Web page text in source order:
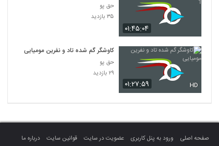
۰۱:۴۵:۰۴
حق پو
۳۵ بازدید
۰۱:۲۷:۵۹ HD
کاوشگر گم شده تاد و نفرین مومیایی
حق پو
۲۹ بازدید
صفحه اصلی ورود به پنل کاربری عضویت در سایت قوانین سایت
درباره ما